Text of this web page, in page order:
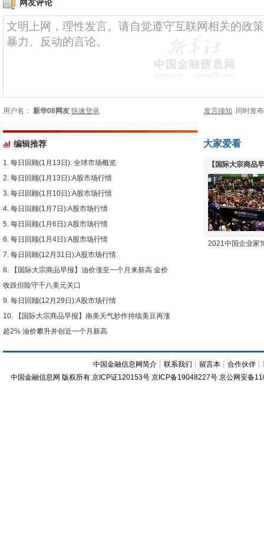
网友评论
用户名： 新华08网友 快速登录 发言须知 同时发
编辑推荐
每日回顾(1月13日): 全球市场概览
每日回顾(1月13日):A股市场行情
每日回顾(1月10日):A股市场行情
每日回顾(1月7日):A股市场行情
每日回顾(1月6日):A股市场行情
每日回顾(1月4日):A股市场行情
每日回顾(12月31日):A股市场行情
【国际大宗商品早报】油价涨至一个月来新高 金价
收跌但险守千八美元关口
每日回顾(12月29日):A股市场行情
【国际大宗商品早报】南美天气炒作持续美豆再涨
超2% 油价攀升并创近一个月新高
大家爱看
【国际大宗商品
下跌
2021中国企业家
中国金融信息网简介 ┊联系我们 ┊ 留言本 ┊合作伙伴 ┊
中国金融信息网 版权所有 京ICP证120153号 京ICP备19048227号 京公网安备